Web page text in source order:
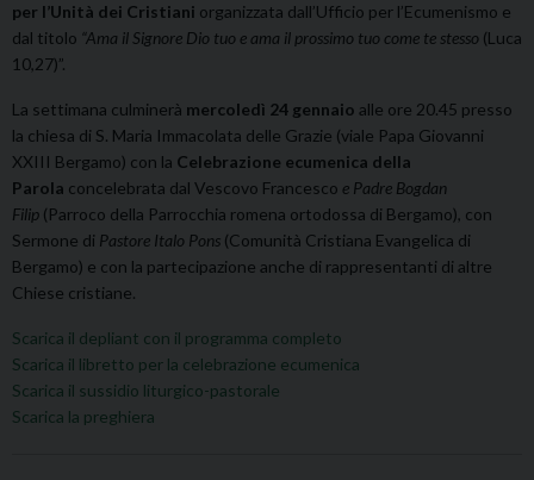
per l’Unità dei Cristiani organizzata dall’Ufficio per l’Ecumenismo e
dal titolo “Ama il Signore Dio tuo e ama il prossimo tuo come te stesso (Luca
10,27)”.
La settimana culminerà mercoledì 24 gennaio alle ore 20.45 presso
la chiesa di S. Maria Immacolata delle Grazie (viale Papa Giovanni
XXIII Bergamo) con la Celebrazione ecumenica della
Parola concelebrata dal Vescovo Francesco e Padre Bogdan
Filip (Parroco della Parrocchia romena ortodossa di Bergamo), con
Sermone di Pastore Italo Pons (Comunità Cristiana Evangelica di
Bergamo) e con la partecipazione anche di rappresentanti di altre
Chiese cristiane.
Scarica il depliant con il programma completo
Scarica il libretto per la celebrazione ecumenica
Scarica il sussidio liturgico-pastorale
Scarica la preghiera